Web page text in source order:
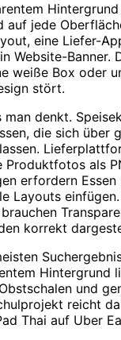
auf jede
eine Liefer-
Website-Banner.
weiße Box oder
stört.
denkt.
die sich über
Produktfotos als
erfordern Essen
Layouts
korrekt
Hintergrund
und
reicht
Thai auf Uber